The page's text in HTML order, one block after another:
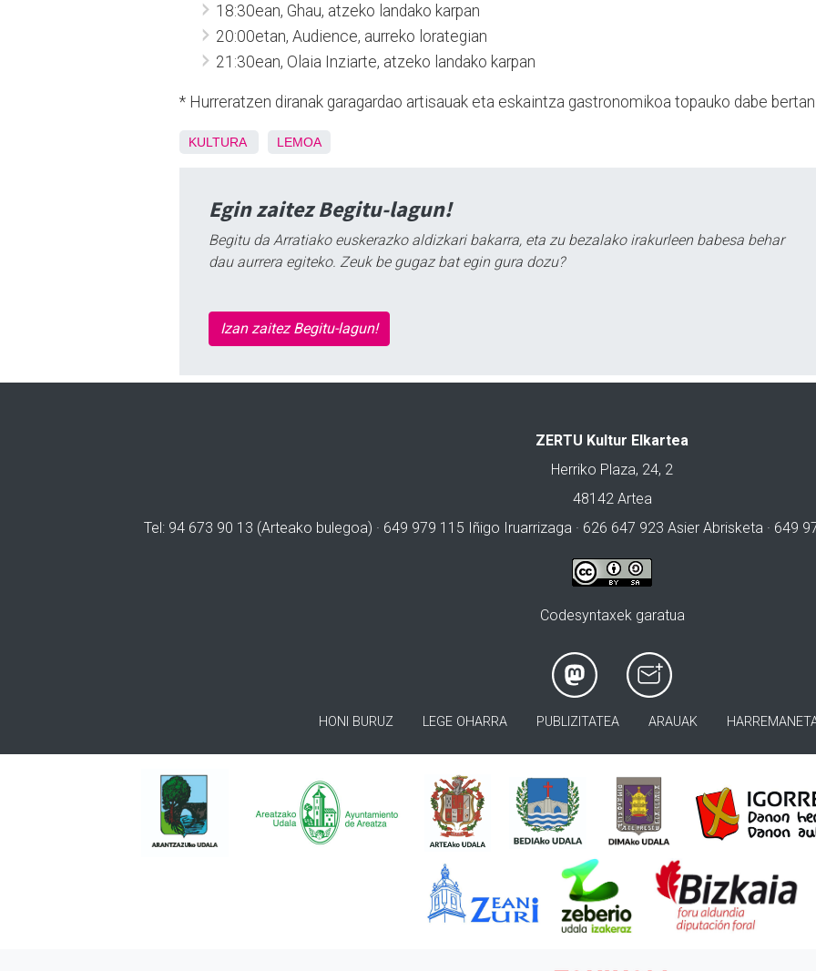
18:30ean, Ghau, atzeko landako karpan
20:00etan, Audience, aurreko lorategian
21:30ean, Olaia Inziarte, atzeko landako karpan
* Hurreratzen diranak garagardao artisauak eta eskaintza gastronomikoa topauko dabe
KULTURA LEMOA
Egin zaitez Begitu-lagun!
Begitu da Arratiako euskerazko aldizkari bakarra, eta zu bezalako irakurleen babesa behar
dau aurrera egiteko. Zeuk be gugaz bat egin gura dozu?
Izan zaitez Begitu-lagun!
ZERTU Kultur Elkartea
Herriko Plaza, 24, 2
48142 Artea
Tel: 94 673 90 13 (Arteako bulegoa) · 649 979 115 Iñigo Iruarrizaga · 626 647 923 Asier Abrisketa · 649
Codesyntaxek garatua
HONI BURUZ LEGE OHARRA PUBLIZITATEA ARAUAK